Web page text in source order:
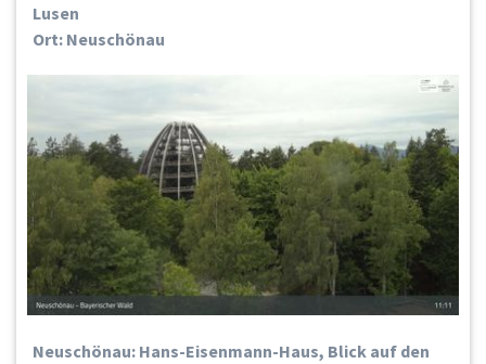
Lusen
Ort: Neuschönau
Neuschönau: Hans-Eisenmann-Haus, Blick auf den